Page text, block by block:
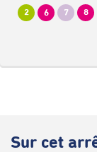
2 6 7 8
Sur cet